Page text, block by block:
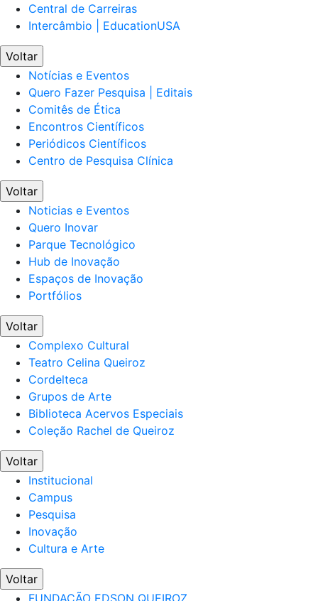
Central de Carreiras
Intercâmbio | EducationUSA
Voltar
Notícias e Eventos
Quero Fazer Pesquisa | Editais
Comitês de Ética
Encontros Científicos
Periódicos Científicos
Centro de Pesquisa Clínica
Voltar
Noticias e Eventos
Quero Inovar
Parque Tecnológico
Hub de Inovação
Espaços de Inovação
Portfólios
Voltar
Complexo Cultural
Teatro Celina Queiroz
Cordelteca
Grupos de Arte
Biblioteca Acervos Especiais
Coleção Rachel de Queiroz
Voltar
Institucional
Campus
Pesquisa
Inovação
Cultura e Arte
Voltar